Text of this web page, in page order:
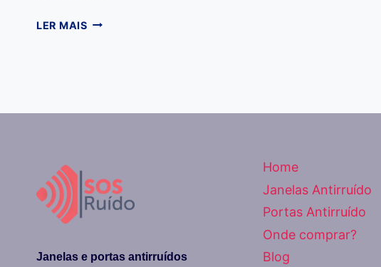
LER MAISUMA
UM
PESADELO
Janelas e portas antirruídos
Home
Janelas Antirruído
Portas Antirruído
Onde comprar?
Blog